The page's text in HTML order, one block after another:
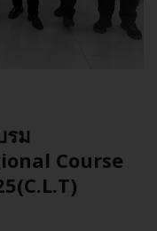
รม
Course